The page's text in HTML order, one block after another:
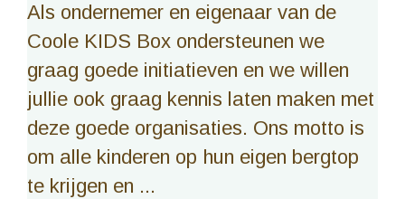
Als ondernemer en eigenaar van de
Coole KIDS Box ondersteunen we
graag goede initiatieven en we willen
jullie ook graag kennis laten maken met
deze goede organisaties. Ons motto is
om alle kinderen op hun eigen bergtop
te krijgen en ...